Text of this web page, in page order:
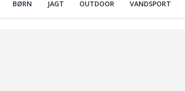
BØRN JAGT OUTDOOR VANDSPORT